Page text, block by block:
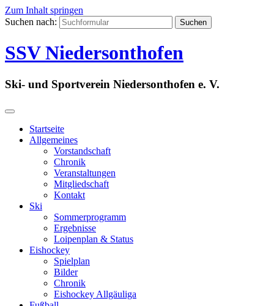
Zum Inhalt springen
Suchen nach:
SSV Niedersonthofen
Ski- und Sportverein Niedersonthofen e. V.
Startseite
Allgemeines
Vorstandschaft
Chronik
Veranstaltungen
Mitgliedschaft
Kontakt
Ski
Sommerprogramm
Ergebnisse
Loipenplan & Status
Eishockey
Spielplan
Bilder
Chronik
Eishockey Allgäuliga